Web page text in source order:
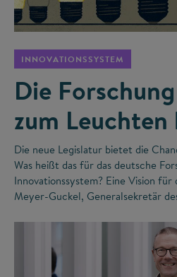
INNOVATIONSSYSTEM
Die
zum
Die neue Legislatur bietet die
Was heißt das für das deutsche
Innovationssystem? Eine Vision
Meyer-Guckel, Generalsekretär